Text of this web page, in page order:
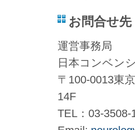
お問合せ先
運営事務局
日本コンベン
〒100-0013東
14F
TEL：03-